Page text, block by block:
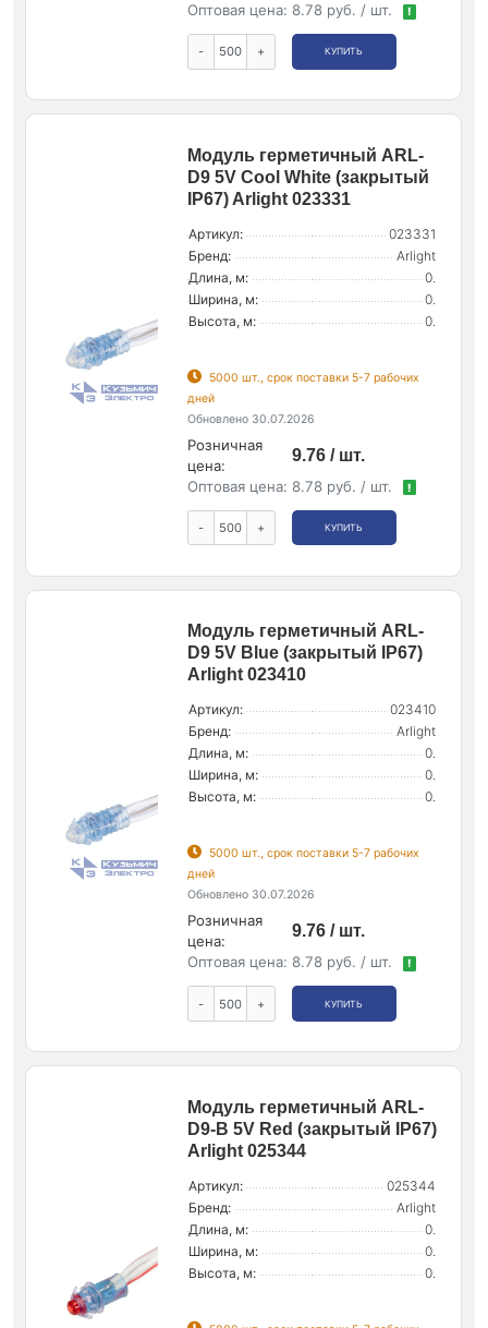
Оптовая цена: 8.78 руб. / шт. !
- + КУПИТЬ
Модуль герметичный ARL-
D9 5V Cool White (закрытый
IP67) Arlight 023331
Артикул:
023331
Бренд:
Arlight
Длина, м:
0.
Ширина, м:
0.
Высота, м:
0.
5000 шт., срок поставки 5-7 рабочих
дней
Обновлено 30.07.2026
Розничная
цена:
9.76 / шт.
Оптовая цена: 8.78 руб. / шт. !
- + КУПИТЬ
Модуль герметичный ARL-
D9 5V Blue (закрытый IP67)
Arlight 023410
Артикул:
023410
Бренд:
Arlight
Длина, м:
0.
Ширина, м:
0.
Высота, м:
0.
5000 шт., срок поставки 5-7 рабочих
дней
Обновлено 30.07.2026
Розничная
цена:
9.76 / шт.
Оптовая цена: 8.78 руб. / шт. !
- + КУПИТЬ
Модуль герметичный ARL-
D9-B 5V Red (закрытый IP67)
Arlight 025344
Артикул:
025344
Бренд:
Arlight
Длина, м:
0.
Ширина, м:
0.
Высота, м:
0.